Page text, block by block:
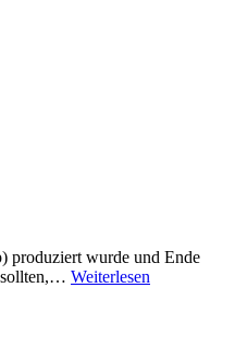
produziert wurde und Ende
sollten,… Weiterlesen